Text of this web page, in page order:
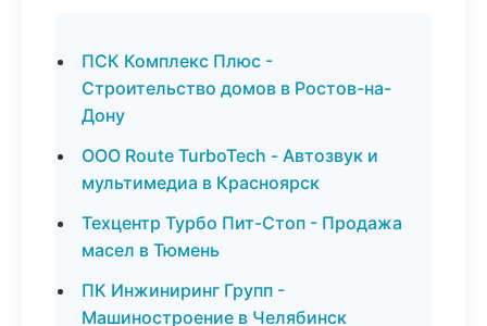
ПСК Комплекс Плюс -
Строительство домов в Ростов-на-
Дону
ООО Route TurboTech - Автозвук и
мультимедиа в Красноярск
Техцентр Турбо Пит-Стоп - Продажа
масел в Тюмень
ПК Инжиниринг Групп -
Машиностроение в Челябинск